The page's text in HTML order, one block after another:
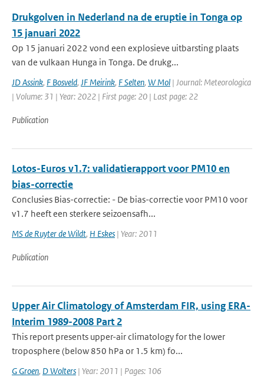
Drukgolven in Nederland na de eruptie in Tonga op
15 januari 2022
Op 15 januari 2022 vond een explosieve uitbarsting plaats
van de vulkaan Hunga in Tonga. De drukg...
JD Assink, F Bosveld, JF Meirink, F Selten, W Mol | Journal: Meteorologica
| Volume: 31 | Year: 2022 | First page: 20 | Last page: 22
Publication
Lotos-Euros v1.7: validatierapport voor PM10 en
bias-correctie
Conclusies Bias-correctie: - De bias-correctie voor PM10 voor
v1.7 heeft een sterkere seizoensafh...
MS de Ruyter de Wildt, H Eskes | Year: 2011
Publication
Upper Air Climatology of Amsterdam FIR, using ERA-
Interim 1989-2008 Part 2
This report presents upper-air climatology for the lower
troposphere (below 850 hPa or 1.5 km) fo...
G Groen, D Wolters | Year: 2011 | Pages: 106